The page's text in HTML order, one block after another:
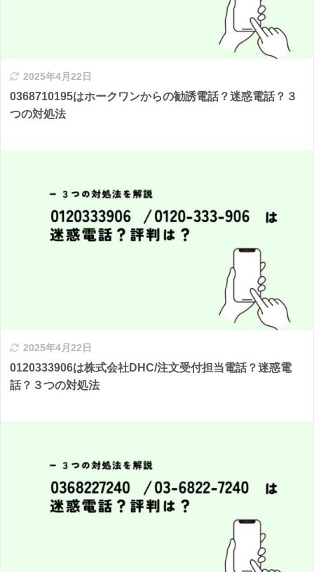
2025年4月22日
0368710195はホークワンからの勧誘電話？迷惑電話？３
つの対処法
2025年4月22日
0120333906は株式会社DHC/注文受付担当電話？迷惑電
話？３つの対処法